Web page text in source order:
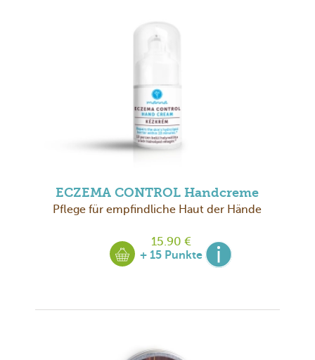
ECZEMA CONTROL Handcreme
Pflege für empfindliche Haut der Hände
15.90 €
+ 15 Punkte